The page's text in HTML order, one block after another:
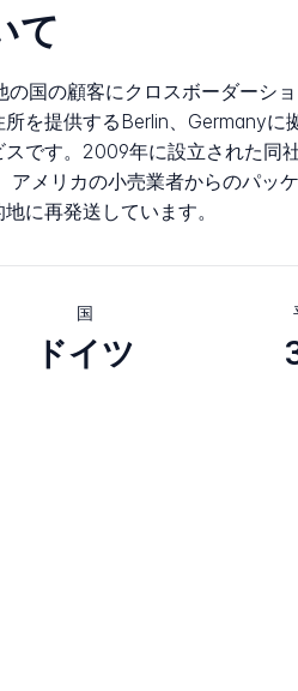
て
の国の顧客にクロスボーダーシ
を提供するBerlin、Germanyに
です。2009年に設立された同社
アメリカの小売業者からのパッ
に再発送しています。
国
ドイツ